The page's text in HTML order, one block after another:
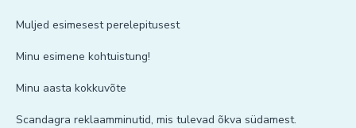
Muljed esimesest perelepitusest
Minu esimene kohtuistung!
Minu aasta kokkuvõte
Scandagra reklaamminutid, mis tulevad õkva südamest.